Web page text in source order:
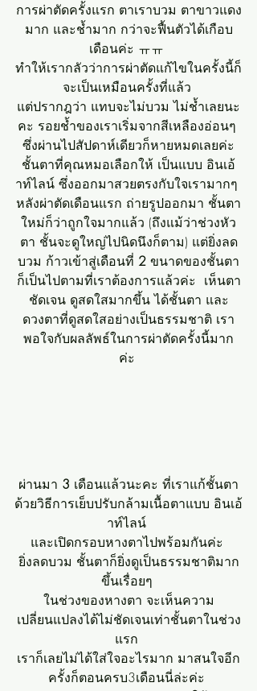
การผ่าตัดครั้งแรก ตาเราบวม ตาขาวแดง
มาก และช้ำมาก กว่าจะฟื้นตัวได้เกือบ
เดือนค่ะ ㅠㅠ
ทำให้เรากลัวว่าการผ่าตัดแก้ไขในครั้งนี้ก็
จะเป็นเหมือนครั้งที่แล้ว
แต่ปรากฎว่า แทบจะไม่บวม ไม่ช้ำเลยนะ
คะ รอยช้ำของเราเริ่มจากสีเหลืองอ่อนๆ
ซึ่งผ่านไปสัปดาห์เดียวก็หายหมดเลยค่ะ
ชั้นตาที่คุณหมอเลือกให้ เป็นแบบ อินเอ้
าท์ไลน์ ซึ่งออกมาสวยตรงกับใจเรามากๆ
หลังผ่าตัดเดือนแรก ถ่ายรูปออกมา ชั้นตา
ใหม่ก็ว่าถูกใจมากแล้ว (ถึงแม้ว่าช่วงหัว
ตา ชั้นจะดูใหญ่ไปนิดนึงก็ตาม) แต่ยิ่งลด
บวม ก้าวเข้าสู่เดือนที่ 2 ขนาดของชั้นตา
ก็เป็นไปตามที่เราต้องการแล้วค่ะ  เห็นตา
ชัดเจน ดูสดใสมากขึ้น ได้ชั้นตา และ
ดวงตาที่ดูสดใสอย่างเป็นธรรมชาติ เรา
พอใจกับผลลัพธ์ในการผ่าตัดครั้งนี้มาก
ค่ะ
ผ่านมา 3 เดือนแล้วนะคะ ที่เราแก้ชั้นตา
ด้วยวิธีการเย็บปรับกล้ามเนื้อตาแบบ อินเอ้
าท์ไลน์
และเปิดกรอบหางตาไปพร้อมกันค่ะ
ยิ่งลดบวม ชั้นตาก็ยิ่งดูเป็นธรรมชาติมาก
ขึ้นเรื่อยๆ
ในช่วงของหางตา จะเห็นความ
เปลี่ยนแปลงได้ไม่ชัดเจนเท่าชั้นตาในช่วง
แรก
เราก็เลยไม่ได้ใส่ใจอะไรมาก มาสนใจอีก
ครั้งก็ตอนครบ3เดือนนี่ล่ะค่ะ